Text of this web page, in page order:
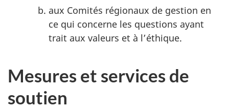
aux Comités régionaux de gestion en
ce qui concerne les questions ayant
trait aux valeurs et à l’éthique.
Mesures et services de
soutien